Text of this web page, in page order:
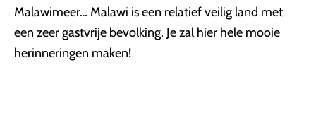
Malawimeer… Malawi is een relatief veilig land met
een zeer gastvrije bevolking. Je zal hier hele mooie
herinneringen maken!